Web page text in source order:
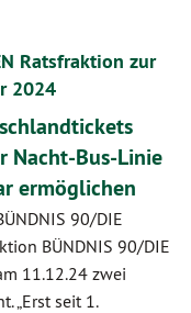
Ratsfraktion zur
2024
Nacht-Bus-Linie
ermöglichen
90/DIE
BÜNDNIS 90/DIE
11.12.24 zwei
„Erst seit 1.